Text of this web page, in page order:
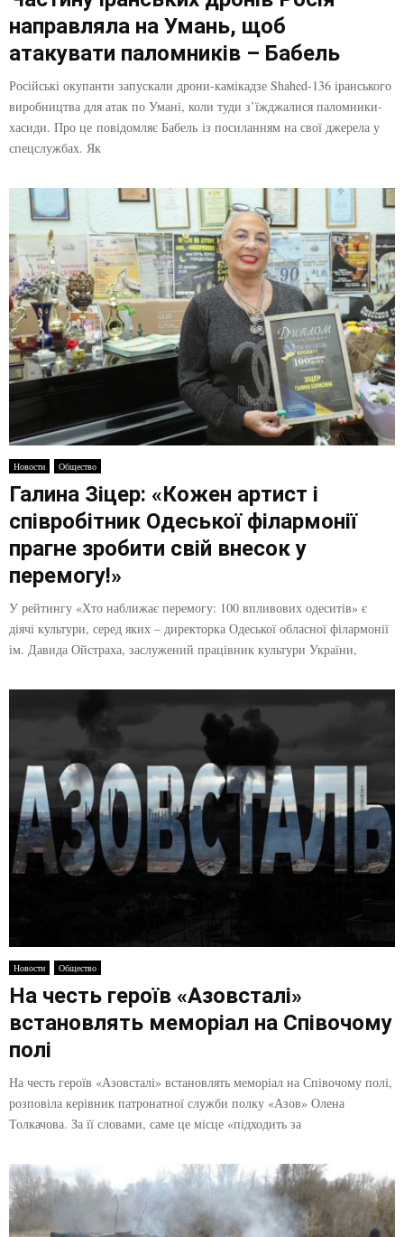
направляла на Умань, щоб
атакувати паломників – Бабель
Російські окупанти запускали дрони-камікадзе Shahed-136 іранського
виробництва для атак по Умані, коли туди з’їжджалися паломники-
хасиди. Про це повідомляє Бабель із посиланням на свої джерела у
спецслужбах. Як
Новости Общество
Галина Зіцер: «Кожен артист і
співробітник Одеської філармонії
прагне зробити свій внесок у
перемогу!»
У рейтингу «Хто наближає перемогу: 100 впливових одеситів» є
діячі культури, серед яких – директорка Одеської обласної філармонії
ім. Давида Ойстраха, заслужений працівник культури України,
Новости Общество
На честь героїв «Азовсталі»
встановлять меморіал на Співочому
полі
На честь героїв «Азовсталі» встановлять меморіал на Співочому полі,
розповіла керівник патронатної служби полку «Азов» Олена
Толкачова. За її словами, саме це місце «підходить за